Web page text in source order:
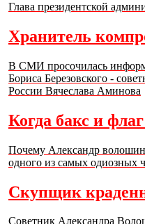
Глава президентской
Хранитель
В СМИ просочилась
Бориса Березовского -
России Вячеслава Аминова
Когда бакс и
Почему Александр волошин
одного из самых одиозных
Скупщик
Советник Александра